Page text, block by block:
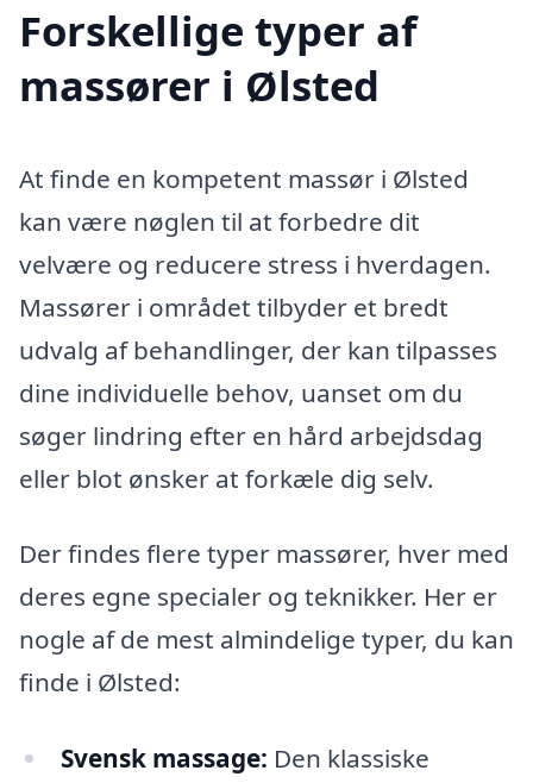
Forskellige typer af
massører i Ølsted
At finde en kompetent massør i Ølsted
kan være nøglen til at forbedre dit
velvære og reducere stress i hverdagen.
Massører i området tilbyder et bredt
udvalg af behandlinger, der kan tilpasses
dine individuelle behov, uanset om du
søger lindring efter en hård arbejdsdag
eller blot ønsker at forkæle dig selv.
Der findes flere typer massører, hver med
deres egne specialer og teknikker. Her er
nogle af de mest almindelige typer, du kan
finde i Ølsted:
Svensk massage: Den klassiske